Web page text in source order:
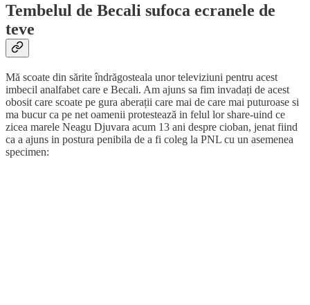
Tembelul de Becali sufoca ecranele de
teve
Mă scoate din sărite îndrăgosteala unor televiziuni pentru acest
imbecil analfabet care e Becali. Am ajuns sa fim invadați de acest
obosit care scoate pe gura aberații care mai de care mai puturoase si
ma bucur ca pe net oamenii protestează in felul lor share-uind ce
zicea marele Neagu Djuvara acum 13 ani despre cioban, jenat fiind
ca a ajuns in postura penibila de a fi coleg la PNL cu un asemenea
specimen: